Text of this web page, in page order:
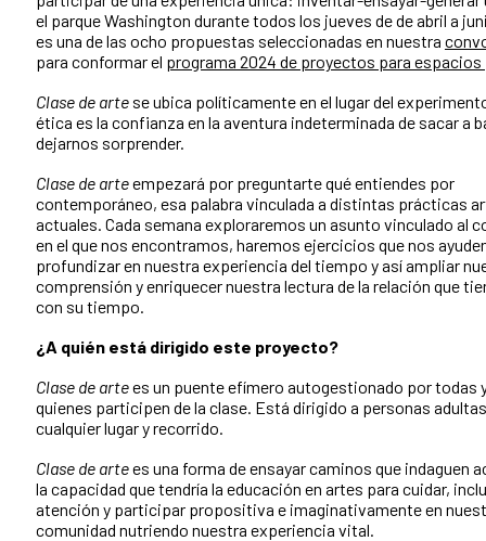
el parque Washington durante todos los jueves de de abril a
es una de las ocho propuestas seleccionadas en nuestra
para conformar el programa 2024 de proyectos para
Clase de arte se ubica políticamente en el lugar del
ética es la confianza en la aventura indeterminada de sacar a
dejarnos sorprender.
Clase de arteempezará por preguntarte qué entiendes por
contemporáneo, esa palabra vinculada a distintas prácticas
actuales. Cada semana exploraremos un asunto vinculado al
en el que nos encontramos, haremos ejercicios que nos
profundizar en nuestra experiencia del tiempo y así ampliar
comprensión y enriquecer nuestra lectura de la relación que
con su tiempo.
¿A quién está dirigido este proyecto?
Clase de artees un puente efímero autogestionado por todas
quienes participen de la clase. Está dirigido a personas
cualquier lugar y recorrido.
Clase de artees una forma de ensayar caminos que indaguen
la capacidad que tendría la educación en artes para cuidar,
atención y participar propositiva e imaginativamente en
comunidad nutriendo nuestra experiencia vital.